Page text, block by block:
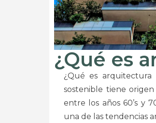
¿Qué es
¿Qué es arquitectura
sostenible tiene
entre los años 60’s y
una de las tendencias